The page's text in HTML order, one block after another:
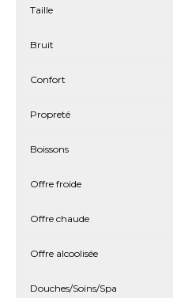
Taille
Bruit
Confort
Propreté
Boissons
Offre froide
Offre chaude
Offre alcoolisée
Douches/Soins/Spa